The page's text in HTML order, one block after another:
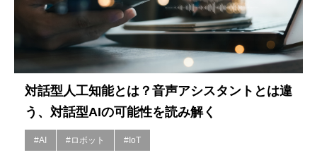
対話型人工知能とは？音声アシスタントとは違
う、対話型AIの可能性を読み解く
#AI #ロボット #IoT